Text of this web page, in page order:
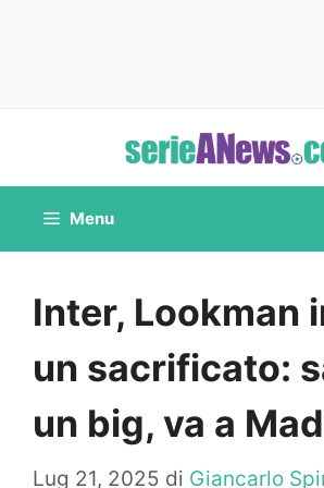
contenuto
Menu
Inter, Lookman
un sacrificato:
un big, va a
Lug 21, 2025 di Giancarlo